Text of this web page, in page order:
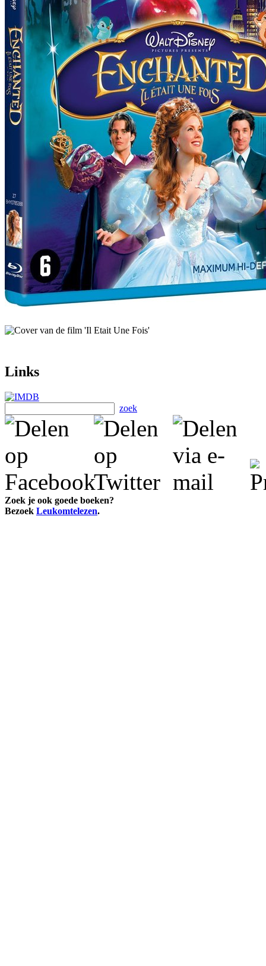
Links
zoek
Zoek je ook goede boeken?
Bezoek Leukomtelezen.